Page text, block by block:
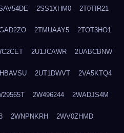
2SS1XHM0 2T0TIR21
2TMUAAY5 2TOT3HO1
2U1JCAWR 2UABCBNW
2UT1DWVT 2VA5KTQ4
2W496244 2WADJS4M
2WNPNKRH 2WV0ZHMD